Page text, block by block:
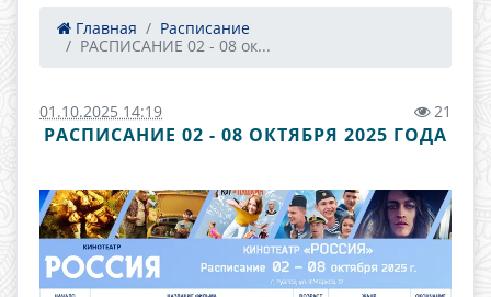
Главная
Расписание
РАСПИСАНИЕ 02 - 08 ок...
01.10.2025 14:19 21
РАСПИСАНИЕ 02 - 08 ОКТЯБРЯ 2025 ГОДА